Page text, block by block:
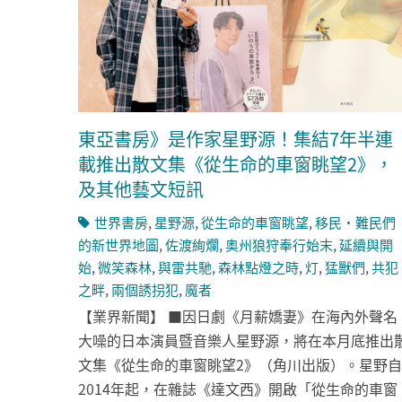
東亞書房》是作家星野源！集結7年半連
載推出散文集《從生命的車窗眺望2》，
及其他藝文短訊
世界書房, 星野源,從生命的車窗眺望,移民・難民們
的新世界地圖,佐渡絢爛,奥州狼狩奉行始末,延續與開
始,微笑森林,與雷共馳,森林點燈之時,灯,猛獸們,共犯
之畔, 兩個誘拐犯, 魔者
【業界新聞】 ■因日劇《月薪嬌妻》在海內外聲名
大噪的日本演員暨音樂人星野源，將在本月底推出
文集《從生命的車窗眺望2》（角川出版）。星野自
2014年起，在雜誌《達文西》開啟「從生命的車窗